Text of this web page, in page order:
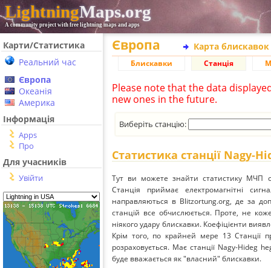
LightningMaps.org
A community project with free lightning maps and apps
Карти/Статистика
Реальний час
Європа
Океанія
Америка
Інформація
Apps
Про
Для учасників
Увійти
Європа Карта
Блискавки Станція
Please note that the data
new ones in the future.
Виберіть станцію:
Статистика станції Nagy-
Тут ви можете знайти статистику МЧП
Станція приймає електромагнітні
направляються в Blitzortung.org, де за
станцій все обчислюється. Проте, не
ніякого удару блискавки. Коефіцієнти
Крім того, по крайней мере 13 Станції
розраховується. Має станції Nagy-Hideg
буде вважається як "власний" блискавки.